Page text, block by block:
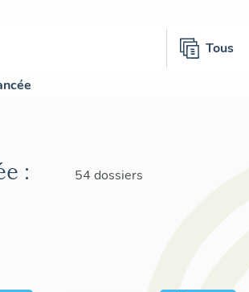
Tous
: 54 dossiers